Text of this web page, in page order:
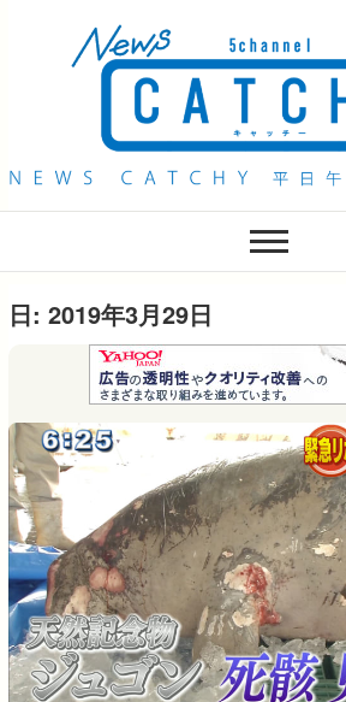
QAB NEWS
日: 2019年3月29日